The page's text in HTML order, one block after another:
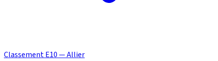
Classement E10 — Allier